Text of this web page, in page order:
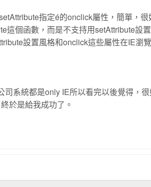
指定é的onclick屬性，簡單，
這個函數，而是不支持用setAttribute設
設置風格和onclick這些屬性在IE瀏
司系統都是only IE所以看完以後覺得，
於是給我成功了。